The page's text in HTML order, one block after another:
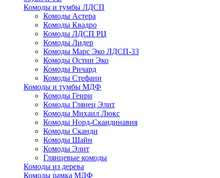
Комоды и тумбы ЛДСП
Комоды Астера
Комоды Квадро
Комоды ЛДСП РЦ
Комоды Лидер
Комоды Марс Эко ЛДСП-33
Комоды Остин Эко
Комоды Ричард
Комоды Стефани
Комоды и тумбы МДФ
Комоды Генри
Комоды Глянец Элит
Комоды Михаил Люкс
Комоды Норд-Скандинавия
Комоды Сканди
Комоды Шайн
Комоды Элит
Глянцевые комоды
Комоды из дерева
Комоды рамка МДФ